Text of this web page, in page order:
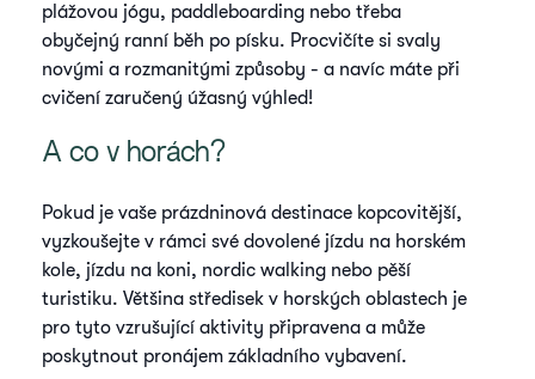
plážovou jógu, paddleboarding nebo třeba
obyčejný ranní běh po písku. Procvičíte si svaly
novými a rozmanitými způsoby - a navíc máte při
cvičení zaručený úžasný výhled!
A co v horách?
Pokud je vaše prázdninová destinace kopcovitější,
vyzkoušejte v rámci své dovolené jízdu na horském
kole, jízdu na koni, nordic walking nebo pěší
turistiku. Většina středisek v horských oblastech je
pro tyto vzrušující aktivity připravena a může
poskytnout pronájem základního vybavení.